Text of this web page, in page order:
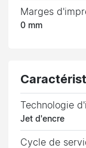
Marges
0 mm
Technologie
Jet d'encre
Cycle de